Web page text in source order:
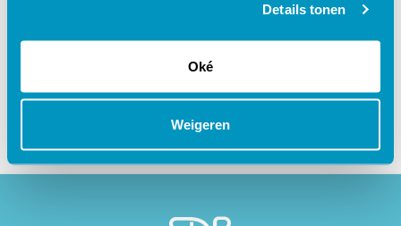
Details tonen
Oké
Weigeren
Gerelateerde cursussen